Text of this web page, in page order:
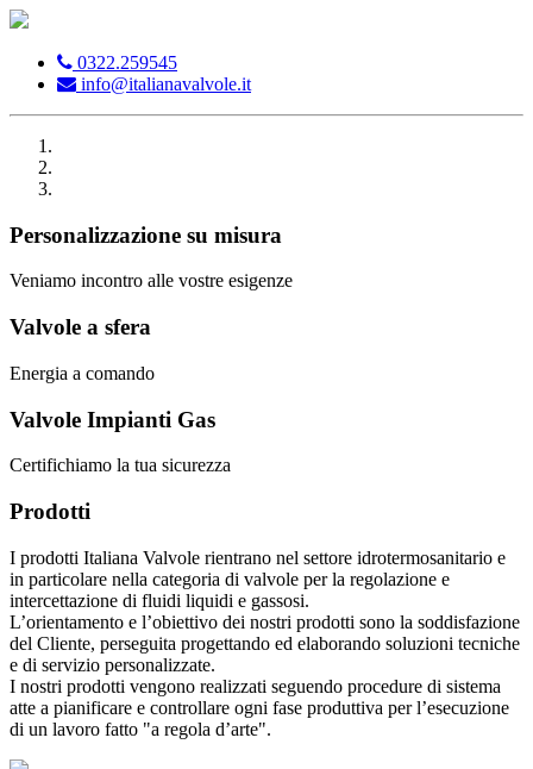
0322.259545
info@italianavalvole.it
Personalizzazione su misura
Veniamo incontro alle vostre esigenze
Valvole a sfera
Energia a comando
Valvole Impianti Gas
Certifichiamo la tua sicurezza
Prodotti
I prodotti Italiana Valvole rientrano nel settore idrotermosanitario e
in particolare nella categoria di valvole per la regolazione e
intercettazione di fluidi liquidi e gassosi.
L’orientamento e l’obiettivo dei nostri prodotti sono la soddisfazione
del Cliente, perseguita progettando ed elaborando soluzioni tecniche
e di servizio personalizzate.
I nostri prodotti vengono realizzati seguendo procedure di sistema
atte a pianificare e controllare ogni fase produttiva per l’esecuzione
di un lavoro fatto "a regola d’arte".